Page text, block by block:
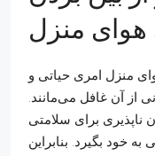
هوای منزل
منزل امری حیاتی و
از آن غافل می‌مانند.
ناپذیری برای سلامتی